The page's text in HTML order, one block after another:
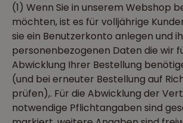
(1) Wenn Sie in unserem Webshop
möchten, ist es für volljährige
sie ein Benutzerkonto anlegen und
personenbezogenen Daten die wir
Abwicklung Ihrer Bestellung
(und bei erneuter Bestellung auf
prüfen),. Für die Abwicklung der
notwendige Pflichtangaben sind